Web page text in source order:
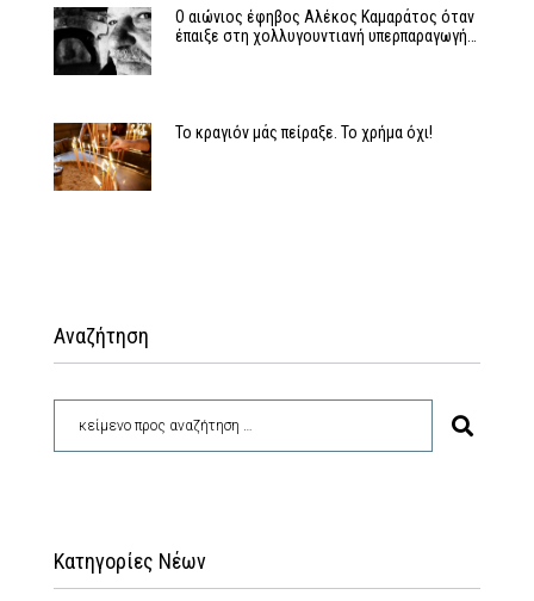
Ο αιώνιος έφηβος Αλέκος Καμαράτος όταν
έπαιξε στη χολλυγουντιανή υπερπαραγωγή…
Το κραγιόν μάς πείραξε. Το χρήμα όχι!
Αναζήτηση
Κατηγορίες Νέων